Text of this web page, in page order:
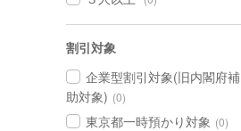
割引対象
企業型割引対象(旧内閣府補
助対象) (0)
東京都一時預かり対象 (0)